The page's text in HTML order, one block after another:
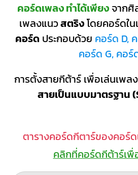
คอร์ดเพลง ทำได้เพียงจากศิ
เพลงแนวสตริงโดยคอร์ดใ
คอร์ด ประกอบด้วย คอร์ด D,
คอร์ด G, คอร์
การตั้งสายกีต้าร์ เพื่อเล่นเพล
สายเป็นแบบมาตรฐาน
ตารางคอร์ดกีตาร์ของคอร์
คลิกที่คอร์ดกีต้าร์เพื่